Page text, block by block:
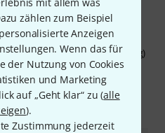
zählen zum Beispiel
Anzeigen
Wenn das für
der Nutzung von Cookies
und Marketing
auf „Geht klar“ zu (alle
).
Zustimmung jederzeit
also auch AKG (3polig)
Perfekt!
MELDEN